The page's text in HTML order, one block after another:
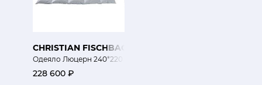
CHRISTIAN FISCHBACHER
Одеяло Люцерн 240*220 см
228 600 ₽